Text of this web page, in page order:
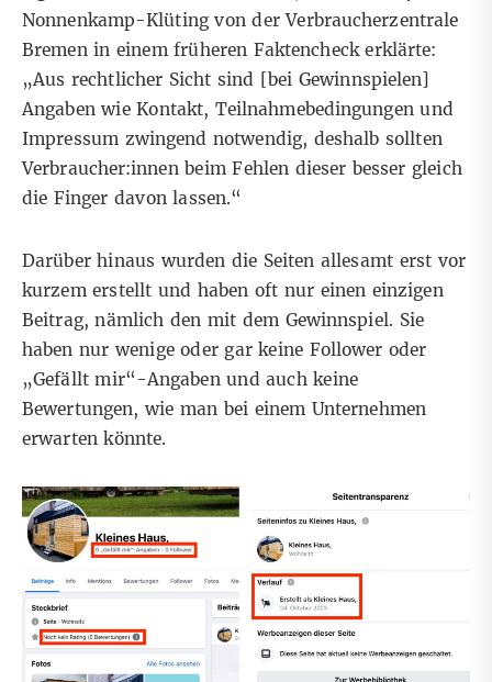
Nonnenkamp-Klüting von der Verbraucherzentrale
Bremen in einem früheren Faktencheck erklärte:
„Aus rechtlicher Sicht sind [bei Gewinnspielen]
Angaben wie Kontakt, Teilnahmebedingungen und
Impressum zwingend notwendig, deshalb sollten
Verbraucher:innen beim Fehlen dieser besser gleich
die Finger davon lassen.“
Darüber hinaus wurden die Seiten allesamt erst vor
kurzem erstellt und haben oft nur einen einzigen
Beitrag, nämlich den mit dem Gewinnspiel. Sie
haben nur wenige oder gar keine Follower oder
„Gefällt mir“-Angaben und auch keine
Bewertungen, wie man bei einem Unternehmen
erwarten könnte.